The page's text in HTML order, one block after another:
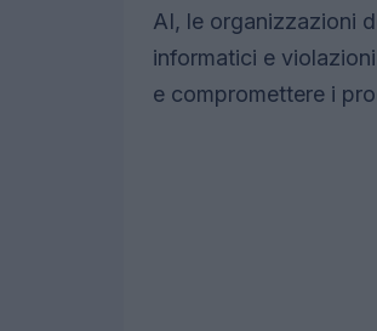
AI, le organizzazioni
informatici e
e compromettere i